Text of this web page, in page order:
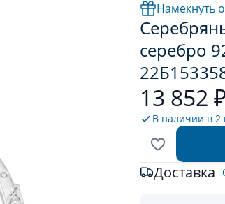
Намекнуть
серебро
13 852
В наличии в 2
Доставка